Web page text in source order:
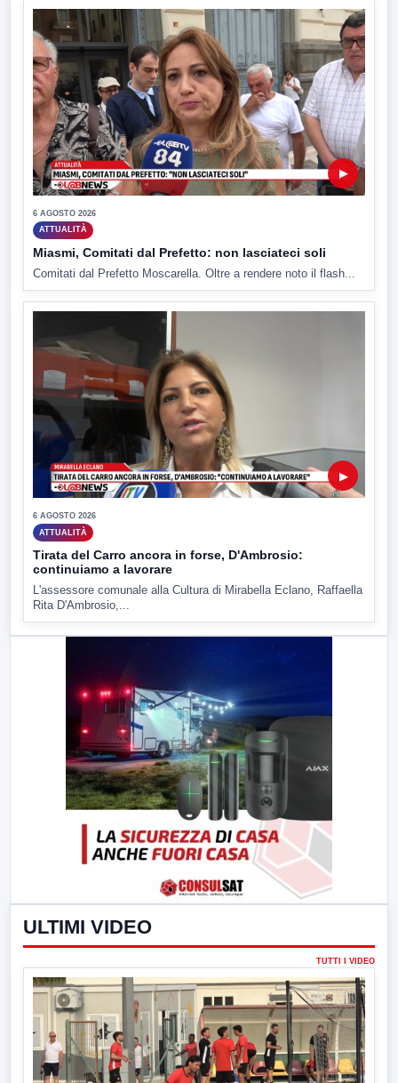
▶
6 AGOSTO 2026
ATTUALITÀ
Miasmi, Comitati dal Prefetto: non lasciateci soli
Comitati dal Prefetto Moscarella. Oltre a rendere noto il flash...
▶
6 AGOSTO 2026
ATTUALITÀ
Tirata del Carro ancora in forse, D'Ambrosio:
continuiamo a lavorare
L'assessore comunale alla Cultura di Mirabella Eclano, Raffaella
Rita D'Ambrosio,...
ULTIMI VIDEO
TUTTI I VIDEO